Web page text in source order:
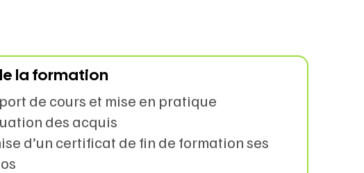
la formation
de cours et mise en pratique
des acquis
d’un certificat de fin de formation ses